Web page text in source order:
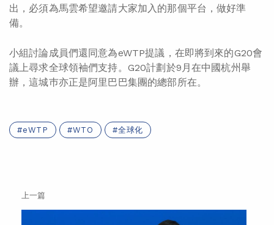
出，必須為馬雲希望邀請大家加入的那個平台，做好準
備。
小組討論成員們還同意為eWTP提議，在即將到來的G20會
議上尋求全球領袖們支持。G20計劃於9月在中國杭州舉
辦，這城巿亦正是阿里巴巴集團的總部所在。
eWTP WTO 全球化
上一篇